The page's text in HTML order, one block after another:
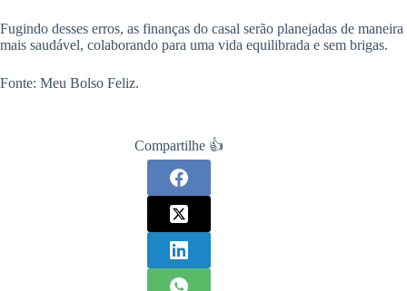
Fugindo desses erros, as finanças do casal serão planejadas de maneira
mais saudável, colaborando para uma vida equilibrada e sem brigas.
Fonte: Meu Bolso Feliz.
Compartilhe 👍